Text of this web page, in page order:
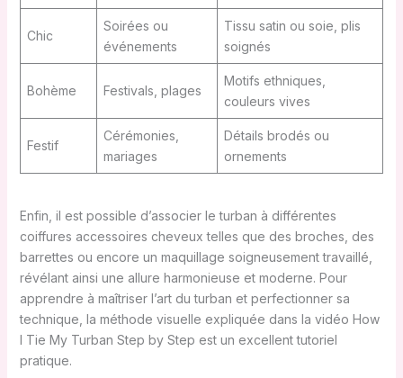
Chic
Soirées ou
événements
Tissu satin ou soie, plis
soignés
Bohème Festivals, plages
Motifs ethniques,
couleurs vives
Festif
Cérémonies,
mariages
Détails brodés ou
ornements
Enfin, il est possible d’associer le turban à différentes
coiffures accessoires cheveux telles que des broches, des
barrettes ou encore un maquillage soigneusement travaillé,
révélant ainsi une allure harmonieuse et moderne. Pour
apprendre à maîtriser l’art du turban et perfectionner sa
technique, la méthode visuelle expliquée dans la vidéo How
I Tie My Turban Step by Step est un excellent tutoriel
pratique.